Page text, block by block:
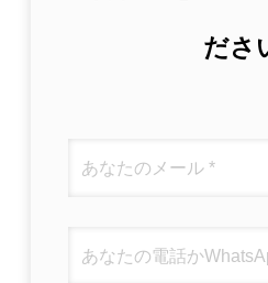
ださ